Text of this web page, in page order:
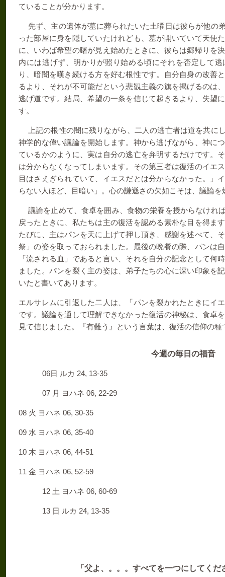
ていることが分かります。
先ず、主の遺体が墓に葬られたいた土曜日は彼らが他の
った部屋に身を隠していたけれども、墓が開いていて天使
に、いわば希望の曙が見え始めたときに、彼らは郷帰りを
内には逃げず、明かりが照り始める頃にそれを否定して
り、暗闇を嘆き続ける方を好む根性です。自分自身の改善
るより、それが不可能だという悲観主義の旗を掲げるのは
逃げ道です。結局、希望の一条を信じて起きるより、失望
す。
上記の根性の闇に残りながら、二人の逃亡者は道を共に
神学的な偉い議論を開始します。神から逃げながら、神に
ているかのように、実は自分の逃亡を弁明するだけです。
は分からなくなってしまいます。その第三者は復活のイエ
目はさえぎられていて、イエスだとは分からなかった。」
らない人ほど、目暗い」。心の謙遜さの欠如こそは、議論を
議論を止めて、食卓を囲み、食物の栄養を授からなけれ
戻ったときに、私たちは主の復活を認める素朴な目を得ま
たびに、主はパンを天に上げて押し頂き、感謝を述べて、
祭」の姿を取っておられました。最後の晩餐の際、パンは
「流される血」であると言い、それを自分の記念として何
ました。パンを裂く主の姿は、弟子たちの心に深い印象を
いたと書いてあります。
エルサレムに引返した二人は、「パンを裂かれたときにイ
です。議論を通して理解できなかった復活の神秘は、食卓
見て信じました。『有難う』という言葉は、復活の信仰の種
今週の毎日の福音
06日 ルカ 24, 13-35
07 月 ヨハネ 06, 22-29
08 火 ヨハネ 06, 30-35
09 水 ヨハネ 06, 35-40
10 木 ヨハネ 06, 44-51
11 金 ヨハネ 06, 52-59
12 土 ヨハネ 06, 60-69
13 日 ルカ 24, 13-35
「父よ、。。。すべてを一つにしてくだ